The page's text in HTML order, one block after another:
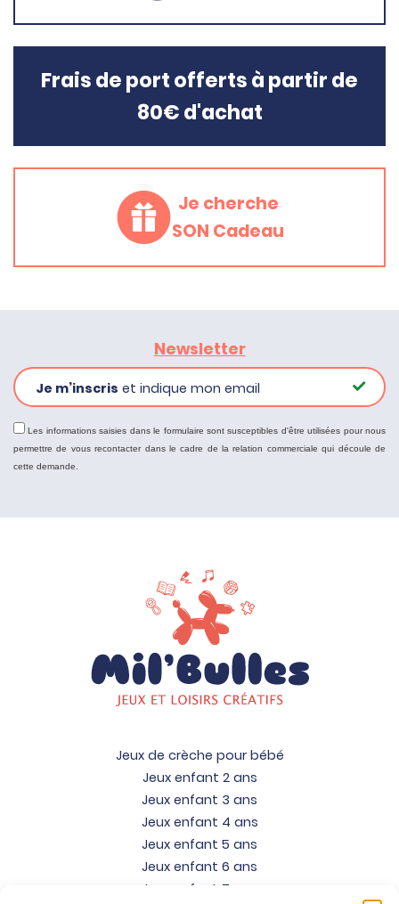
Frais de port offerts à partir de
80€ d'achat
Je cherche
SON Cadeau
Newsletter
Je m’inscris et indique mon email
Les informations saisies dans le formulaire sont susceptibles d'être utilisées pour nous
permettre de vous recontacter dans le cadre de la relation commerciale qui découle de
cette demande.
Jeux de crèche pour bébé
Jeux enfant 2 ans
Jeux enfant 3 ans
Jeux enfant 4 ans
Jeux enfant 5 ans
Jeux enfant 6 ans
Jeux enfant 7 ans